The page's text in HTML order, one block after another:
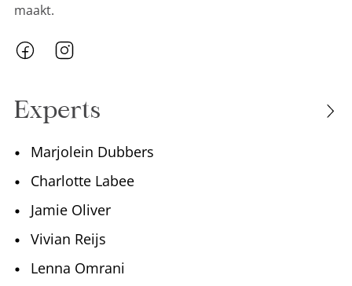
maakt.
Experts
Marjolein Dubbers
Charlotte Labee
Jamie Oliver
Vivian Reijs
Lenna Omrani